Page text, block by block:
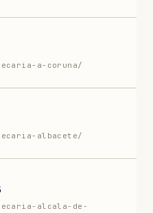
a-coruna/
albacete/
alcala-de-